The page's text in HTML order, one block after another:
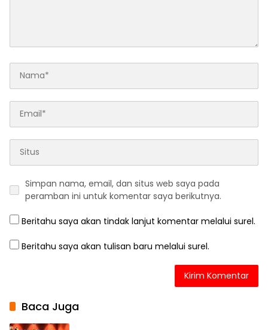
Simpan nama, email, dan situs web saya pada
peramban ini untuk komentar saya berikutnya.
Beritahu saya akan tindak lanjut komentar melalui surel.
Beritahu saya akan tulisan baru melalui surel.
Baca Juga